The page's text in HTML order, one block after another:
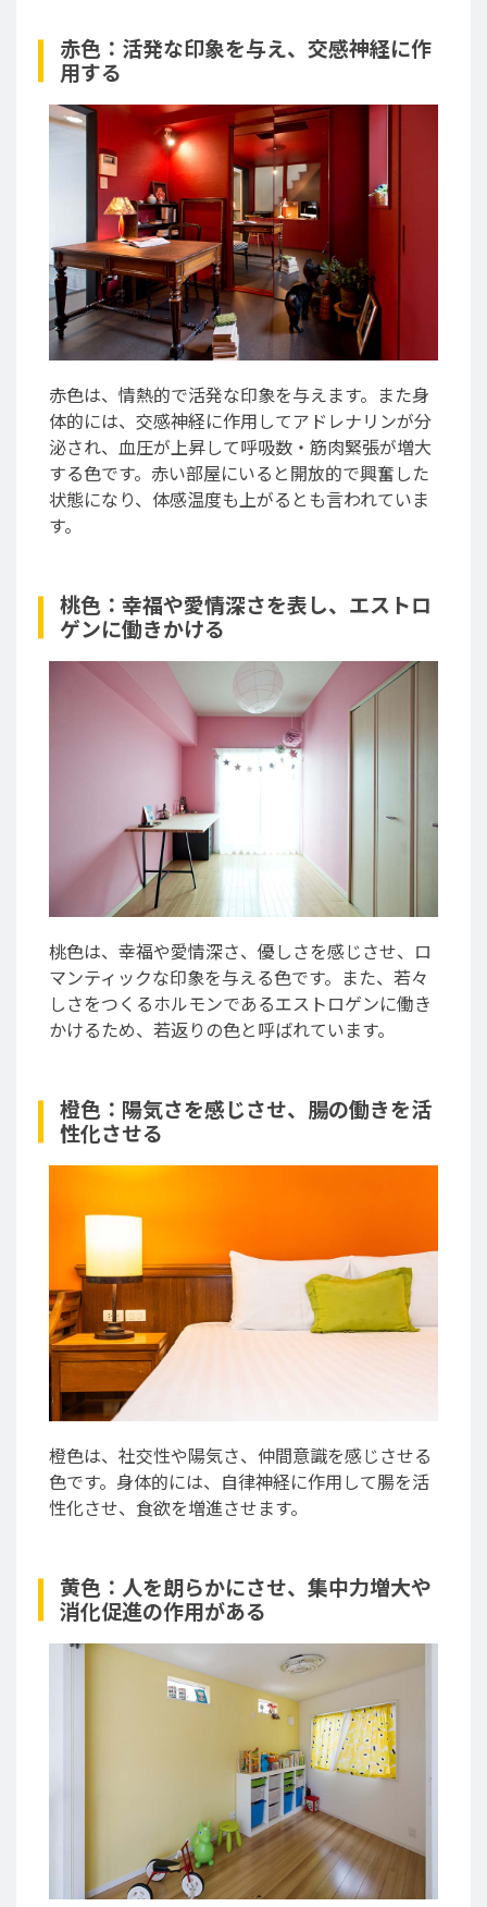
赤色：活発な印象を与え、交感神経に作
用する
赤色は、情熱的で活発な印象を与えます。また身
体的には、交感神経に作用してアドレナリンが分
泌され、血圧が上昇して呼吸数・筋肉緊張が増大
する色です。赤い部屋にいると開放的で興奮した
状態になり、体感温度も上がるとも言われていま
す。
桃色：幸福や愛情深さを表し、エストロ
ゲンに働きかける
桃色は、幸福や愛情深さ、優しさを感じさせ、ロ
マンティックな印象を与える色です。また、若々
しさをつくるホルモンであるエストロゲンに働き
かけるため、若返りの色と呼ばれています。
橙色：陽気さを感じさせ、腸の働きを活
性化させる
橙色は、社交性や陽気さ、仲間意識を感じさせる
色です。身体的には、自律神経に作用して腸を活
性化させ、食欲を増進させます。
黄色：人を朗らかにさせ、集中力増大や
消化促進の作用がある